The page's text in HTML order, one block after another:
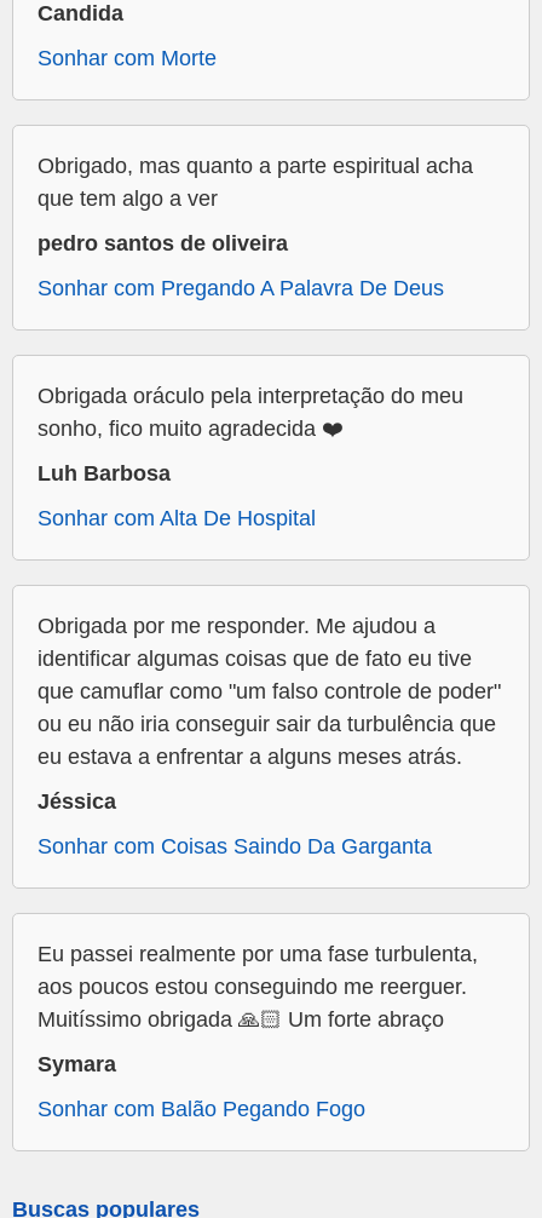
Candida
Sonhar com Morte
Obrigado, mas quanto a parte espiritual acha
que tem algo a ver
pedro santos de oliveira
Sonhar com Pregando A Palavra De Deus
Obrigada oráculo pela interpretação do meu
sonho, fico muito agradecida ❤️
Luh Barbosa
Sonhar com Alta De Hospital
Obrigada por me responder. Me ajudou a
identificar algumas coisas que de fato eu tive
que camuflar como "um falso controle de poder"
ou eu não iria conseguir sair da turbulência que
eu estava a enfrentar a alguns meses atrás.
Jéssica
Sonhar com Coisas Saindo Da Garganta
Eu passei realmente por uma fase turbulenta,
aos poucos estou conseguindo me reerguer.
Muitíssimo obrigada 🙏🏻 Um forte abraço
Symara
Sonhar com Balão Pegando Fogo
Buscas populares